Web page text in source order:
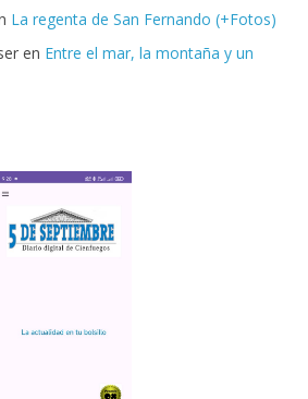
La regenta de San Fernando (+Fotos)
en Entre el mar, la montaña y un